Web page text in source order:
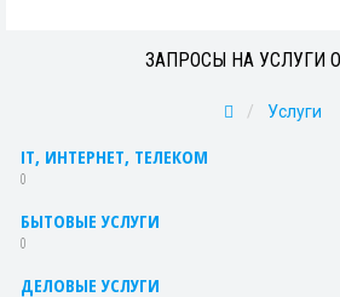
ЗАПРОСЫ НА УСЛУГИ
Услуги
IT, ИНТЕРНЕТ, ТЕЛЕКОМ
0
БЫТОВЫЕ УСЛУГИ
0
ДЕЛОВЫЕ УСЛУГИ